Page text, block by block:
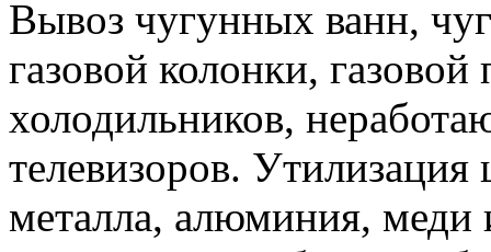
Вывоз чугунных ванн,
газовой колонки,
холодильников,
телевизоров. Утилизация
металла, алюминия, меди